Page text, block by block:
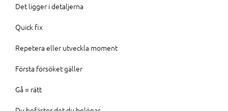
Det ligger i detaljerna
Quick fix
Repetera eller utveckla moment
Första försöket gäller
Gå = rätt